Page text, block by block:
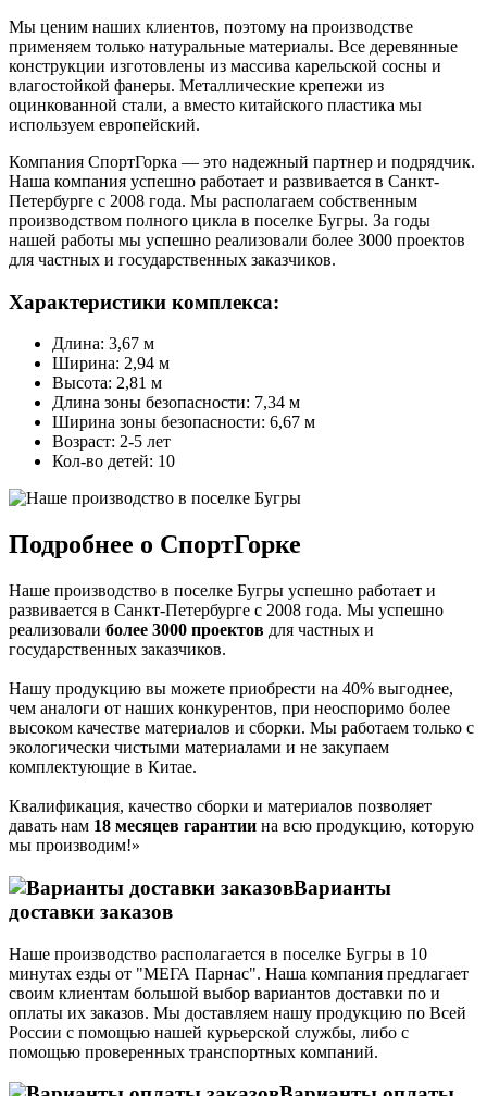
Мы ценим наших клиентов, поэтому на производстве
применяем только натуральные материалы. Все деревянные
конструкции изготовлены из массива карельской сосны и
влагостойкой фанеры. Металлические крепежи из
оцинкованной стали, а вместо китайского пластика мы
используем европейский.
Компания СпортГорка — это надежный партнер и подрядчик.
Наша компания успешно работает и развивается в Санкт-
Петербурге с 2008 года. Мы располагаем собственным
производством полного цикла в поселке Бугры. За годы
нашей работы мы успешно реализовали более 3000 проектов
для частных и государственных заказчиков.
Характеристики комплекса:
Длина: 3,67 м
Ширина: 2,94 м
Высота: 2,81 м
Длина зоны безопасности: 7,34 м
Ширина зоны безопасности: 6,67 м
Возраст: 2-5 лет
Кол-во детей: 10
Подробнее о СпортГорке
Наше производство в поселке Бугры успешно работает и
развивается в Санкт-Петербурге с 2008 года. Мы успешно
реализовали более 3000 проектов для частных и
государственных заказчиков.
Нашу продукцию вы можете приобрести на 40% выгоднее,
чем аналоги от наших конкурентов, при неоспоримо более
высоком качестве материалов и сборки. Мы работаем только с
экологически чистыми материалами и не закупаем
комплектующие в Китае.
Квалификация, качество сборки и материалов позволяет
давать нам 18 месяцев гарантии на всю продукцию, которую
мы производим!»
Варианты
доставки заказов
Наше производство располагается в поселке Бугры в 10
минутах езды от "МЕГА Парнас". Наша компания предлагает
своим клиентам большой выбор вариантов доставки по и
оплаты их заказов. Мы доставляем нашу продукцию по Всей
России с помощью нашей курьерской службы, либо с
помощью проверенных транспортных компаний.